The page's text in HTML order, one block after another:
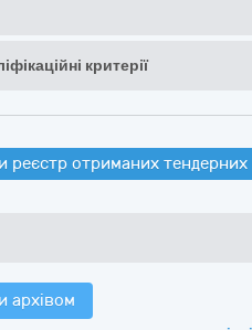
критерії
реєстр отриманих тендерних
архівом